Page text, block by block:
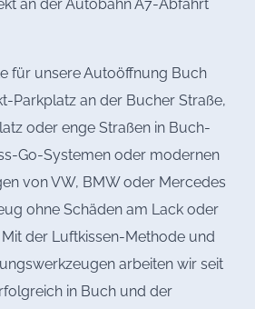
an der Autobahn A7-Abfahrt
für unsere Autoöffnung Buch
Parkplatz an der Bucher Straße,
oder enge Straßen in Buch-
Go-Systemen oder modernen
von VW, BMW oder Mercedes
ohne Schäden am Lack oder
der Luftkissen-Methode und
arbeiten wir seit
in Buch und der